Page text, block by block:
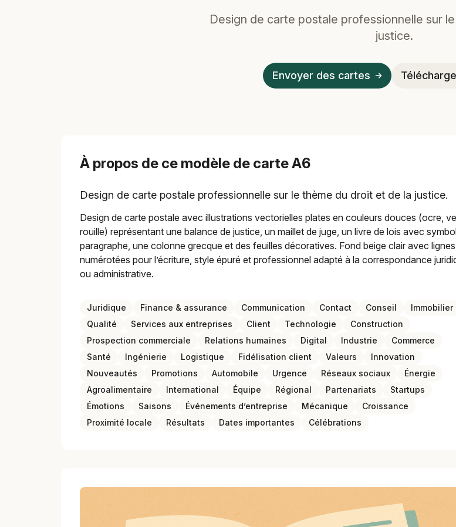
Design de carte postale professionnelle sur
justice.
Envoyer des cartes
À propos de ce modèle de carte A6
Design de carte postale professionnelle sur le thème du droit et de la justice.
Design de carte postale avec illustrations vectorielles plates en couleurs douces (ocre,
rouille) représentant une balance de justice, un maillet de juge, un livre de lois avec
paragraphe, une colonne grecque et des feuilles décoratives. Fond beige clair avec lignes
numérotées pour l’écriture, style épuré et professionnel adapté à la correspondance
ou administrative.
Juridique Finance & assurance Communication Contact Conseil
Immobilier
Qualité
Services aux entreprises Client Technologie
Construction
Prospection commerciale
Relations humaines Digital Industrie
Commerce
Santé
Ingénierie Logistique Fidélisation client Valeurs
Innovation
Nouveautés
Promotions Automobile Urgence Réseaux sociaux
Énergie
Agroalimentaire
International Équipe Régional Partenariats
Startups
Émotions
Saisons Événements d’entreprise Mécanique
Croissance
Proximité locale
Résultats Dates importantes Célébrations